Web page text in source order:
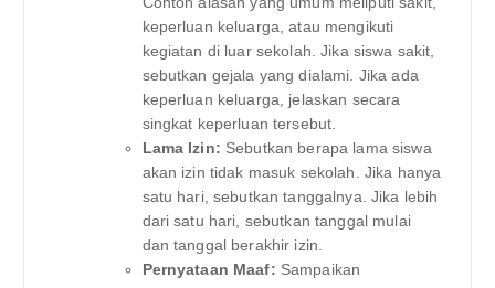
keperluan keluarga, atau mengikuti
kegiatan di luar sekolah. Jika siswa sakit,
sebutkan gejala yang dialami. Jika ada
keperluan keluarga, jelaskan secara
singkat keperluan tersebut.
Lama Izin: Sebutkan berapa lama siswa
akan izin tidak masuk sekolah. Jika hanya
satu hari, sebutkan tanggalnya. Jika lebih
dari satu hari, sebutkan tanggal mulai
dan tanggal berakhir izin.
Pernyataan Maaf: Sampaikan